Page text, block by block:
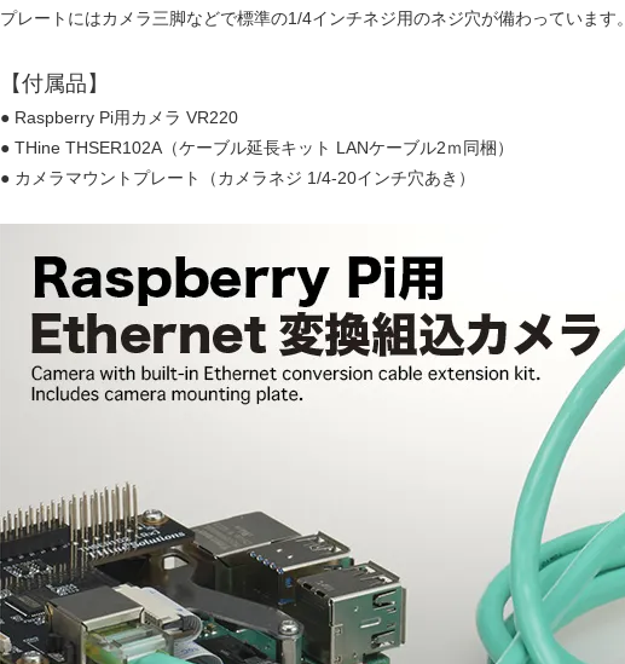
プレートにはカメラ三脚などで標準の1/4インチネジ用のネジ穴が備わっています。
【付属品】
● Raspberry Pi用カメラ VR220
● THine THSER102A（ケーブル延長キット LANケーブル2ｍ同梱）
● カメラマウントプレート（カメラネジ 1/4-20インチ穴あき）